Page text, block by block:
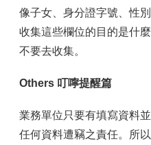
像子女、身分證字號、性
收集這些欄位的目的是什
不要去收集。
Others 叮嚀提醒篇
業務單位只要有填寫資料
任何資料遭竊之責任。所